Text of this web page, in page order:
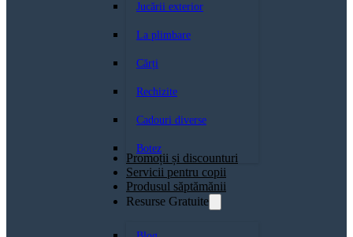
Jucării exterior
La plimbare
Cărți
Rechizite
Cadouri diverse
Botez
Promoții și discounturi
Servicii pentru copii
Produsul săptămănii
Resurse Gratuite